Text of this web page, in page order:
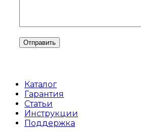
Каталог
Гарантия
Статьи
Инструкции
Поддержка